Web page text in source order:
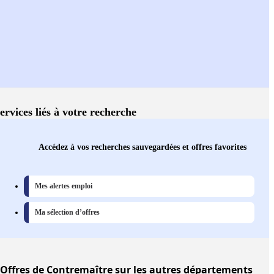
liés à votre recherche
Accédez à vos recherches sauvegardées et offres favorites
Mes alertes emploi
Ma sélection d’offres
Offresde Contremaître sur les autres départements